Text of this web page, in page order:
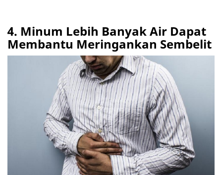
4. Minum Lebih Banyak Air Dapat
Membantu Meringankan Sembelit